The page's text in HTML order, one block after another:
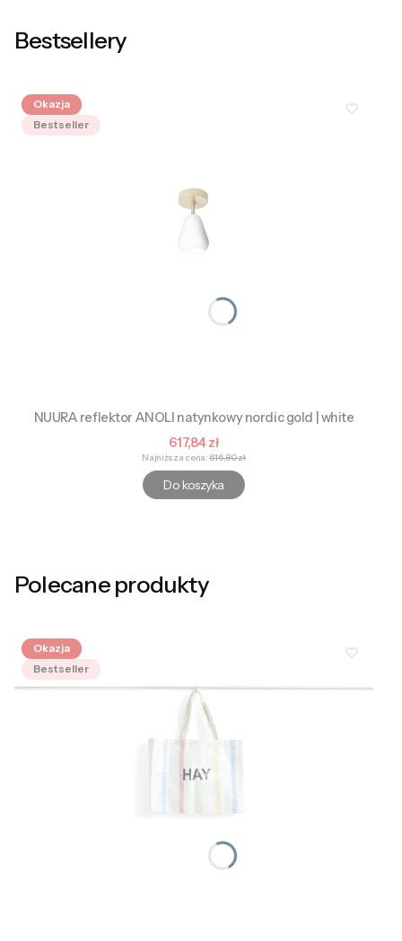
Bestsellery
Okazja
Bestseller
NUURA reflektor ANOLI natynkowy nordic gold | white
Cena promocyjna
617,84 zł
Najniższa cena: 616,80 zł
Do koszyka
Polecane produkty
Okazja
Bestseller